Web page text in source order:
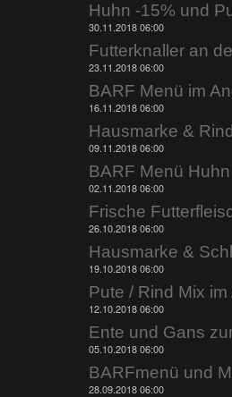
30.11.2018 06:00
Futterknaller an
23.11.2018 06:00
BARF Menü im
16.11.2018 06:00
Hausmarke &
09.11.2018 06:00
BARF Menü
02.11.2018 06:00
Frische
26.10.2018 06:00
19.10.2018 06:00
Pute / Rind Mix
12.10.2018 06:00
05.10.2018 06:00
BARFmenü und
28.09.2018 06:00